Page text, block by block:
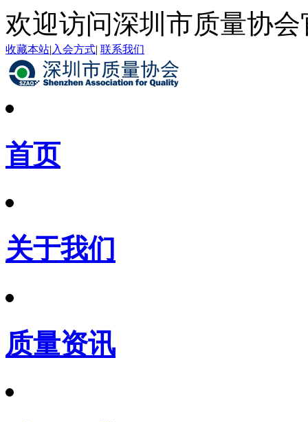
欢迎访问深圳市质量协会
收藏本站| 入会方式| 联系我们
首页
关于我们
质量资讯